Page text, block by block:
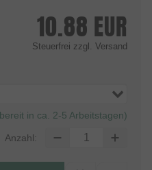
10.88 EUR
Steuerfrei zzgl. Versand
in ca. 2-5 Arbeitstagen)
Anzahl: